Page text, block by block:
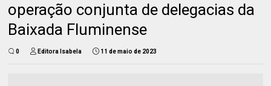
operação conjunta de delegacias da
Baixada Fluminense
0 Editora Isabela 11 de maio de 2023